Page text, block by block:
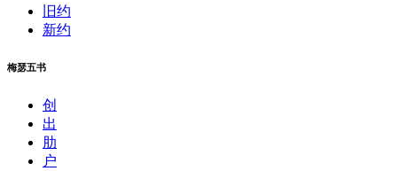
旧约
新约
梅瑟五书
创
出
肋
户